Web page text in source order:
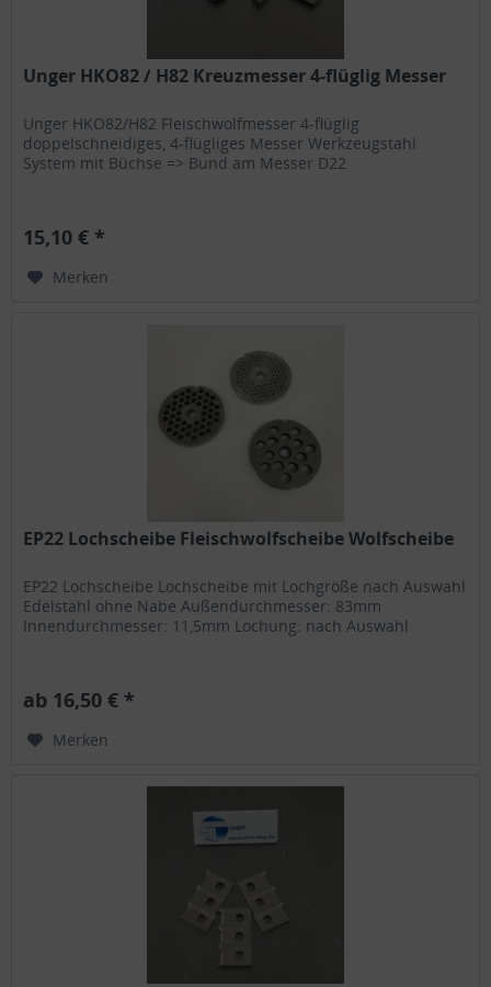
Unger HKO82 / H82 Kreuzmesser 4-flüglig Messer
Unger HKO82/H82 Fleischwolfmesser 4-flüglig
doppelschneidiges, 4-flügliges Messer Werkzeugstahl
System mit Büchse => Bund am Messer D22
15,10 € *
Merken
EP22 Lochscheibe Fleischwolfscheibe Wolfscheibe
EP22 Lochscheibe Lochscheibe mit Lochgröße nach Auswahl
Edelstahl ohne Nabe Außendurchmesser: 83mm
Innendurchmesser: 11,5mm Lochung: nach Auswahl
ab 16,50 € *
Merken